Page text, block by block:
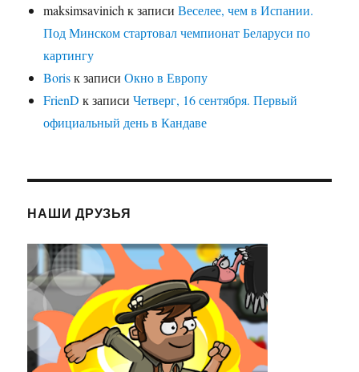
maksimsavinich к записиВеселее, чем в Испании.
Под Минском стартовал чемпионат Беларуси по
картингу
Borisк записиОкно в Европу
FrienD к записиЧетверг, 16 сентября. Первый
официальный день в Кандаве
НАШИ ДРУЗЬЯ